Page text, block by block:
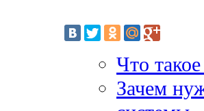
Что
Зачем